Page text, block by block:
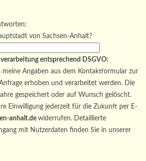
von Sachsen-Anhalt?
entsprechend DSGVO:
meine Angaben aus dem Kontaktformular zur
erhoben und verarbeitet werden. Die
gespeichert oder auf Wunsch gelöscht.
Einwilligung jederzeit für die Zukunft per E-
anhalt.de widerrufen. Detaillierte
mit Nutzerdaten finden Sie in unserer